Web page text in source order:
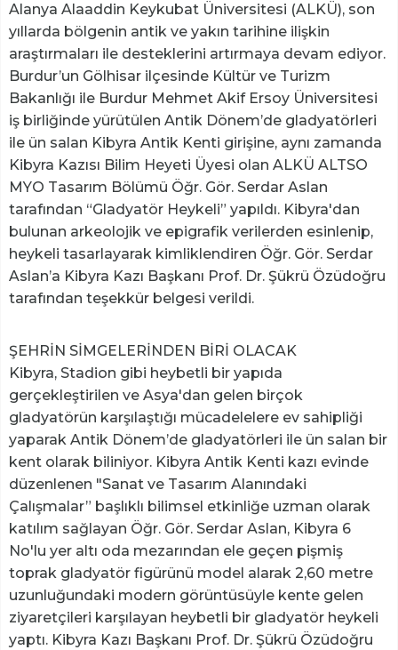
Alanya Alaaddin Keykubat Üniversitesi (ALKÜ), son
yıllarda bölgenin antik ve yakın tarihine ilişkin
araştırmaları ile desteklerini artırmaya devam ediyor.
Burdur’un Gölhisar ilçesinde Kültür ve Turizm
Bakanlığı ile Burdur Mehmet Akif Ersoy Üniversitesi
iş birliğinde yürütülen Antik Dönem’de gladyatörleri
ile ün salan Kibyra Antik Kenti girişine, aynı zamanda
Kibyra Kazısı Bilim Heyeti Üyesi olan ALKÜ ALTSO
MYO Tasarım Bölümü Öğr. Gör. Serdar Aslan
tarafından “Gladyatör Heykeli” yapıldı. Kibyra'dan
bulunan arkeolojik ve epigrafik verilerden esinlenip,
heykeli tasarlayarak kimliklendiren Öğr. Gör. Serdar
Aslan’a Kibyra Kazı Başkanı Prof. Dr. Şükrü Özüdoğru
tarafından teşekkür belgesi verildi.
ŞEHRİN SİMGELERİNDEN BİRİ OLACAK
Kibyra, Stadion gibi heybetli bir yapıda
gerçekleştirilen ve Asya'dan gelen birçok
gladyatörün karşılaştığı mücadelelere ev sahipliği
yaparak Antik Dönem’de gladyatörleri ile ün salan bir
kent olarak biliniyor. Kibyra Antik Kenti kazı evinde
düzenlenen "Sanat ve Tasarım Alanındaki
Çalışmalar” başlıklı bilimsel etkinliğe uzman olarak
katılım sağlayan Öğr. Gör. Serdar Aslan, Kibyra 6
No'lu yer altı oda mezarından ele geçen pişmiş
toprak gladyatör figürünü model alarak 2,60 metre
uzunluğundaki modern görüntüsüyle kente gelen
ziyaretçileri karşılayan heybetli bir gladyatör heykeli
yaptı. Kibyra Kazı Başkanı Prof. Dr. Şükrü Özüdoğru